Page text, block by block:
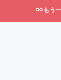
もう